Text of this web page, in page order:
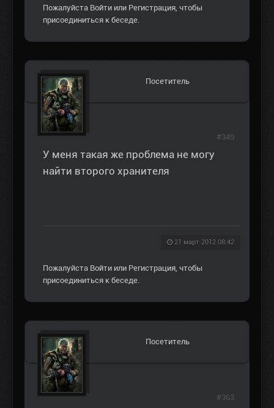
Пожалуйста Войти или Регистрация, чтобы
присоединиться к беседе.
Посетитель
У меня такая же проблема не могу
найти второго хранителя
21 март 2012 08:42
#349
Пожалуйста Войти или Регистрация, чтобы
присоединиться к беседе.
Посетитель
#363